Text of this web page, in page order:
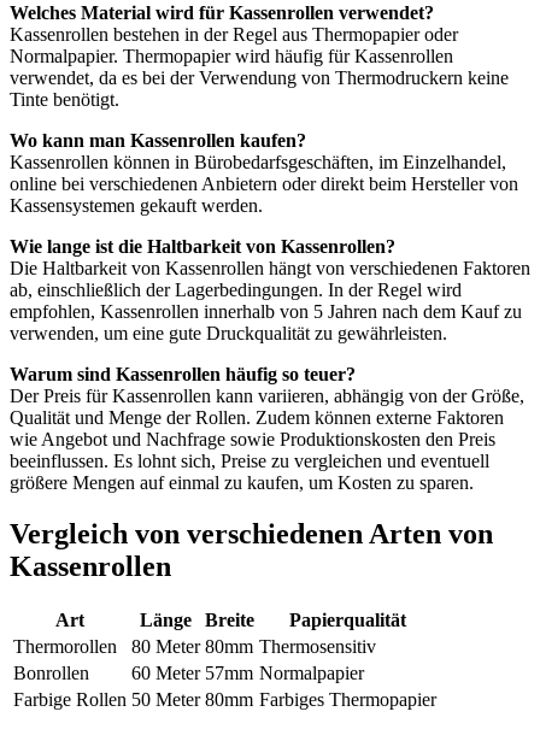
Welches Material wird für Kassenrollen verwendet?
Kassenrollen bestehen in der Regel aus Thermopapier oder
Normalpapier. Thermopapier wird häufig für Kassenrollen
verwendet, da es bei der Verwendung von Thermodruckern keine
Tinte benötigt.
Wo kann man Kassenrollen kaufen?
Kassenrollen können in Bürobedarfsgeschäften, im Einzelhandel,
online bei verschiedenen Anbietern oder direkt beim Hersteller von
Kassensystemen gekauft werden.
Wie lange ist die Haltbarkeit von Kassenrollen?
Die Haltbarkeit von Kassenrollen hängt von verschiedenen Faktoren
ab, einschließlich der Lagerbedingungen. In der Regel wird
empfohlen, Kassenrollen innerhalb von 5 Jahren nach dem Kauf zu
verwenden, um eine gute Druckqualität zu gewährleisten.
Warum sind Kassenrollen häufig so teuer?
Der Preis für Kassenrollen kann variieren, abhängig von der Größe,
Qualität und Menge der Rollen. Zudem können externe Faktoren
wie Angebot und Nachfrage sowie Produktionskosten den Preis
beeinflussen. Es lohnt sich, Preise zu vergleichen und eventuell
größere Mengen auf einmal zu kaufen, um Kosten zu sparen.
Vergleich von verschiedenen Arten von
Kassenrollen
Art Länge Breite
Papierqualität
Thermorollen
80 Meter 80mm Thermosensitiv
Bonrollen
60 Meter 57mm Normalpapier
Farbige Rollen 50 Meter 80mm Farbiges Thermopapier